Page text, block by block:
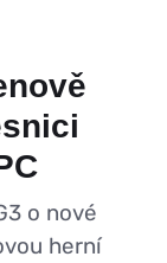
o nové
herní